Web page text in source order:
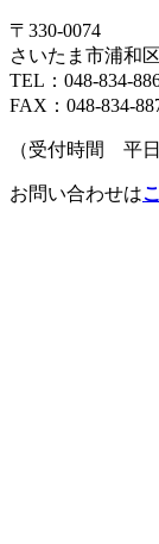
〒330-0074
さいたま市浦和
TEL：048-834-
FAX：048-834-
（受付時間 平日
お問い合わせは